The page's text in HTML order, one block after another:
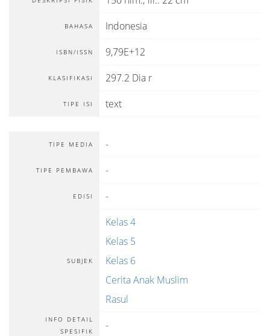
BAHASA Indonesia
ISBN/ISSN 9,79E+12
KLASIFIKASI 297.2 Dia r
TIPE ISI text
TIPE MEDIA -
TIPE PEMBAWA -
EDISI -
SUBJEK
Kelas 4
Kelas 5
Kelas 6
Cerita Anak Muslim
Rasul
INFO DETAIL
SPESIFIK
-